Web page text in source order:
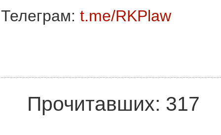
Телеграм: t.me/RKPlaw
Прочитавших: 317